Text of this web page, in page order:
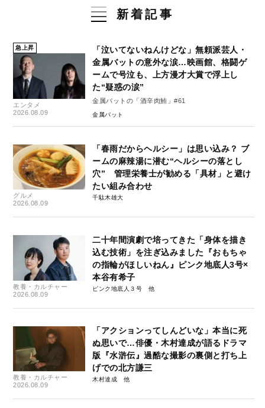
新着記事
急上昇
エンタメ
2026.08.09
「泣いてないねんけどな」無頼派芸人・
金属バットの意外な涙…映画館、格闘ゲ
ームで号泣も、上方漫才大賞で浮上し
た“疑惑の涙”
金属バットの「酒辛肉鮪」#61
金属バット
グルメ
2026.08.09
「春雨だからヘルシー」は思い込み？ ブ
ームの麻辣湯に潜む“ヘルシーの落とし
穴” 管理栄養士が勧める「具材」と避け
たい組み合わせ
千駄木雄大
教養・カルチャー
2026.08.09
二十年間演劇で培ってきた「身体を描き
込む技術」を注ぎ込みました『おもちゃ
の指輪がほしいねん』ピンク地底人3号×
本谷有希子
ピンク地底人３号
教養・カルチャー
2026.08.09
「アクションってしんどいな」本当に死
ぬ思いで…俳優・木村達成が語るドラマ
版『水滸伝』過酷な撮影の裏側と打ち上
げでの北方謙三
木村達成